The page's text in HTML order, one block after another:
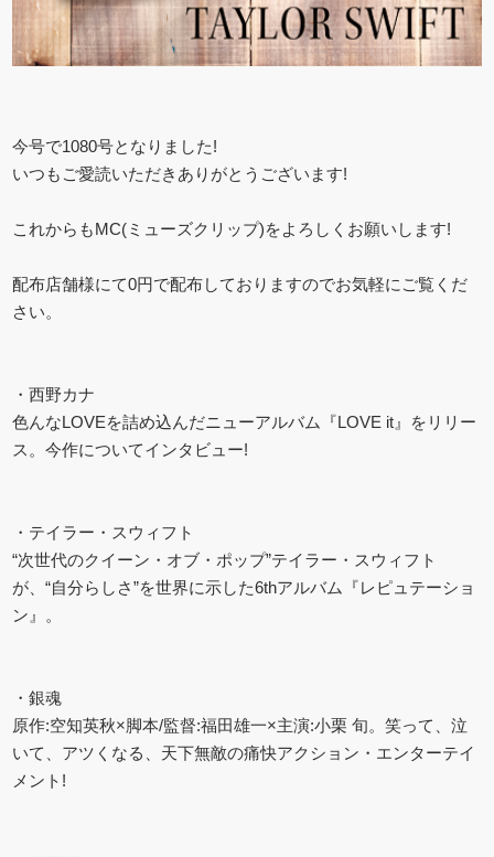
今号で1080号となりました!
いつもご愛読いただきありがとうございます!
これからもMC(ミューズクリップ)をよろしくお願いします!
配布店舗様にて0円で配布しておりますのでお気軽にご覧くだ
さい。
・西野カナ
色んなLOVEを詰め込んだニューアルバム『LOVE it』をリリー
ス。今作についてインタビュー!
・テイラー・スウィフト
“次世代のクイーン・オブ・ポップ”テイラー・スウィフト
が、“自分らしさ”を世界に示した6thアルバム『レピュテーショ
ン』。
・銀魂
原作:空知英秋×脚本/監督:福田雄一×主演:小栗 旬。笑って、泣
いて、アツくなる、天下無敵の痛快アクション・エンターテイ
メント!